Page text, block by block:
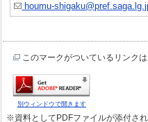
houmu-
このマークがついているリンク
別ウィンドウで開きます
※資料としてPDFファイルが添付さ